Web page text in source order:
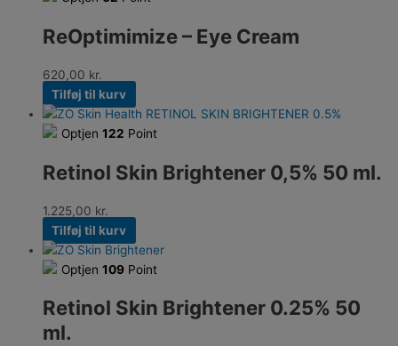
ReOptimimize – Eye Cream
620,00 kr.
Tilføj til kurv
Optjen 122 Point
Retinol Skin Brightener 0,5% 50 ml.
1.225,00 kr.
Tilføj til kurv
Optjen 109 Point
Retinol Skin Brightener 0.25% 50
ml.